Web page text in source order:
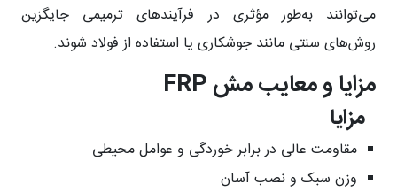
می‌توانند به‌طور مؤثری در فرآیندهای ترمیمی جایگزین
روش‌های سنتی مانند جوشکاری یا استفاده از فولاد شوند.
مزایا و معایب مش FRP
مزایا
مقاومت عالی در برابر خوردگی و عوامل محیطی
وزن سبک و نصب آسان